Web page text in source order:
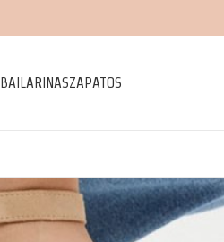
BAILARINASZAPATOS